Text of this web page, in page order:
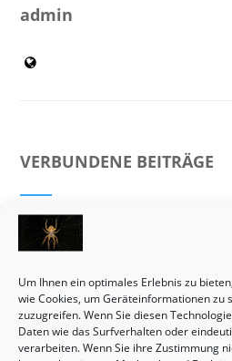
Um Ihnen ein optimales Erlebnis zu
wie Cookies, um Geräteinformationen zu
zuzugreifen. Wenn Sie diesen
Daten wie das Surfverhalten oder
verarbeiten. Wenn Sie ihre Zustimmung
admin
VERBUNDENE BEITRÄGE